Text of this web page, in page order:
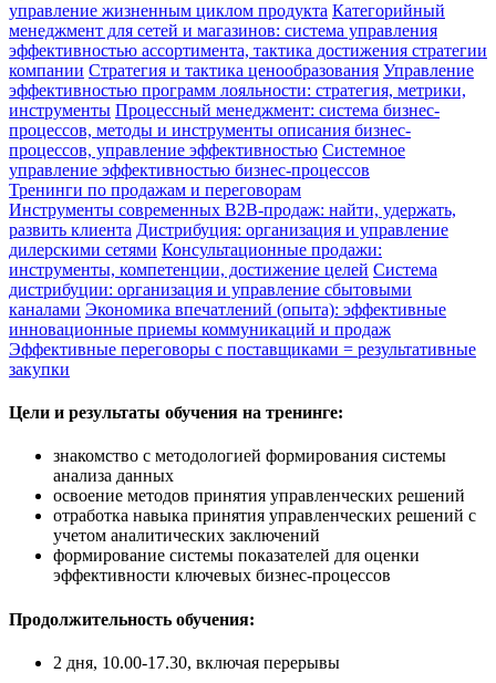
управление жизненным циклом продукта Категорийный
менеджмент для сетей и магазинов: система управления
эффективностью ассортимента, тактика достижения стратегии
компании Стратегия и тактика ценообразования Управление
эффективностью программ лояльности: стратегия, метрики,
инструменты Процессный менеджмент: система бизнес-
процессов, методы и инструменты описания бизнес-
процессов, управление эффективностью Системное
управление эффективностью бизнес-процессов
Тренинги по продажам и переговорам
Инструменты современных B2B-продаж: найти, удержать,
развить клиента Дистрибуция: организация и управление
дилерскими сетями Консультационные продажи:
инструменты, компетенции, достижение целей Система
дистрибуции: организация и управление сбытовыми
каналами Экономика впечатлений (опыта): эффективные
инновационные приемы коммуникаций и продаж
Эффективные переговоры с поставщиками = результативные
закупки
Цели и результаты обучения на тренинге:
знакомство с методологией формирования системы
анализа данных
освоение методов принятия управленческих решений
отработка навыка принятия управленческих решений с
учетом аналитических заключений
формирование системы показателей для оценки
эффективности ключевых бизнес-процессов
Продолжительность обучения:
2 дня, 10.00-17.30, включая перерывы